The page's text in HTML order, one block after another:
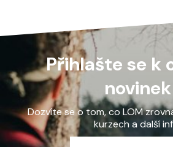
Přihlašte se k
novinek
Dozvíte se o tom, co LOM
kurzech a další